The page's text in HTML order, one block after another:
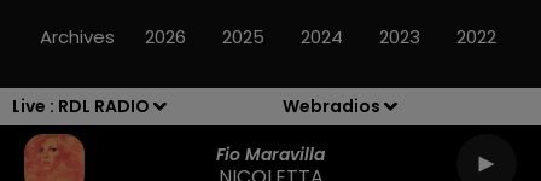
Live : RDL RADIO
Webradios
Fio Maravilla
Archives 2026 2025 2024 2023 2022